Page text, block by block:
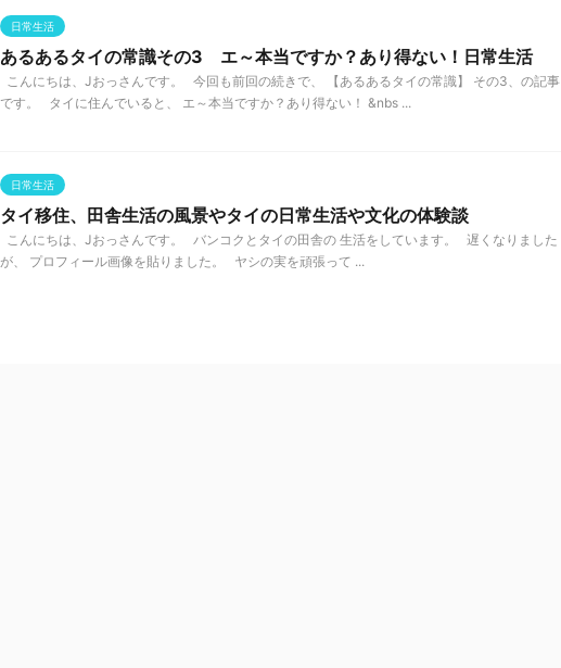
日常生活
あるあるタイの常識その3 エ～本当ですか？あり得ない！日常生活
こんにちは、Jおっさんです。 今回も前回の続きで、 【あるあるタイの常識】 その3、の記事
です。 タイに住んでいると、 エ～本当ですか？あり得ない！ &nbs ...
日常生活
タイ移住、田舎生活の風景やタイの日常生活や文化の体験談
こんにちは、Jおっさんです。 バンコクとタイの田舎の 生活をしています。 遅くなりました
が、 プロフィール画像を貼りました。 ヤシの実を頑張って ...